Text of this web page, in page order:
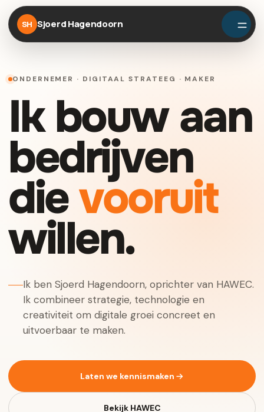
SH Sjoerd Hagendoorn
ONDERNEMER · DIGITAAL STRATEEG · MAKER
Ik bouw aan
bedrijven
dievooruit
willen.
Ik ben Sjoerd Hagendoorn, oprichter van HAWEC.
Ik combineer strategie, technologie en
creativiteit om digitale groei concreet en
uitvoerbaar te maken.
Laten we kennismaken
Bekijk HAWEC